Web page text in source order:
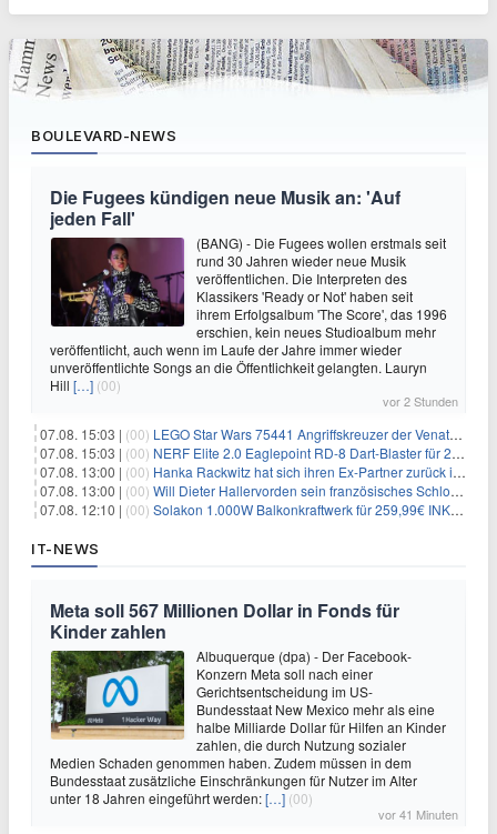
BOULEVARD-NEWS
Die Fugees kündigen neue Musik an: 'Auf
jeden Fall'
(BANG) - Die Fugees wollen erstmals seit
rund 30 Jahren wieder neue Musik
veröffentlichen. Die Interpreten des
Klassikers 'Ready or Not' haben seit
ihrem Erfolgsalbum 'The Score', das 1996
erschien, kein neues Studioalbum mehr
veröffentlicht, auch wenn im Laufe der Jahre immer wieder
unveröffentlichte Songs an die Öffentlichkeit gelangten. Lauryn
Hill […] (00)
vor 2 Stunden
07.08. 15:03 | (00) LEGO Star Wars 75441 Angriffskreuzer der Venator-Klasse für 50,25€
07.08. 15:03 | (00) NERF Elite 2.0 Eaglepoint RD-8 Dart-Blaster für 20,49€
07.08. 13:00 | (00) Hanka Rackwitz hat sich ihren Ex-Partner zurück ins Haus geholt
07.08. 13:00 | (00) Will Dieter Hallervorden sein französisches Schloss verkaufen?
07.08. 12:10 | (00) Solakon 1.000W Balkonkraftwerk für 259,99€ INKL. VERSAND! 800W Wechselrichter, bifazial
IT-NEWS
Meta soll 567 Millionen Dollar in Fonds für
Kinder zahlen
Albuquerque (dpa) - Der Facebook-
Konzern Meta soll nach einer
Gerichtsentscheidung im US-
Bundesstaat New Mexico mehr als eine
halbe Milliarde Dollar für Hilfen an Kinder
zahlen, die durch Nutzung sozialer
Medien Schaden genommen haben. Zudem müssen in dem
Bundesstaat zusätzliche Einschränkungen für Nutzer im Alter
unter 18 Jahren eingeführt werden:[…] (00)
vor 41 Minuten